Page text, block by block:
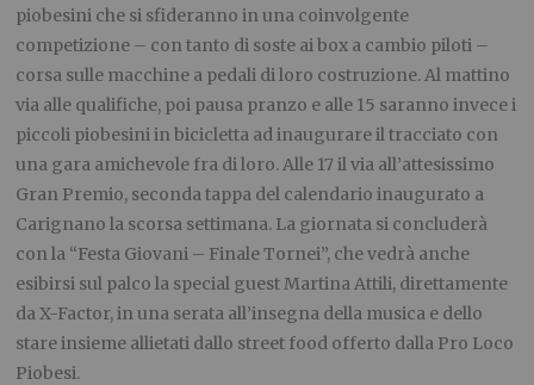
piobesini che si sfideranno in una coinvolgente
competizione – con tanto di soste ai box a cambio piloti –
corsa sulle macchine a pedali di loro costruzione. Al mattino
via alle qualifiche, poi pausa pranzo e alle 15 saranno invece i
piccoli piobesini in bicicletta ad inaugurare il tracciato con
una gara amichevole fra di loro. Alle 17 il via all’attesissimo
Gran Premio, seconda tappa del calendario inaugurato a
Carignano la scorsa settimana. La giornata si concluderà
con la “Festa Giovani – Finale Tornei”, che vedrà anche
esibirsi sul palco la special guest Martina Attili, direttamente
da X-Factor, in una serata all’insegna della musica e dello
stare insieme allietati dallo street food offerto dalla Pro Loco
Piobesi.